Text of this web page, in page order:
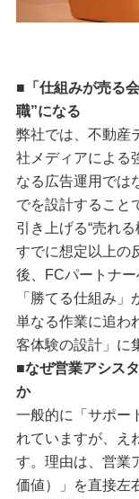
■「仕組みが売る
職”になる
弊社では、不動産
社メディアによる
なる広告運用では
でを設計すること
引き上げる“売れる
すでに想定以上の
後、FCパートナ
「勝てる仕組み
単なる作業に追わ
客体験の設計」に
■なぜ営業アシス
か
一般的に「サポー
れていますが、え
す。理由は、営業
価値）」を直接左